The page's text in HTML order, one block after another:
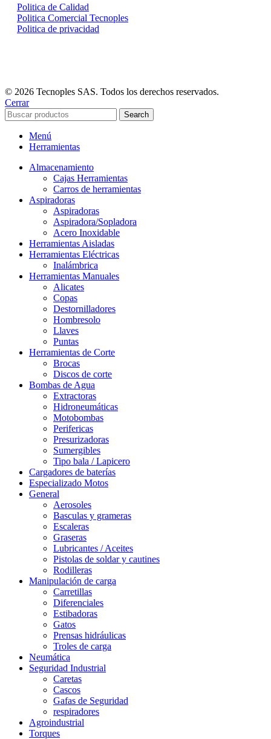
Politica de Calidad
Politica Comercial Tecnoples
Politica de privacidad
© 2026 Tecnoples SAS. Todos los derechos reservados.
Cerrar
Search
Menú
Herramientas
Almacenamiento
Cajas Herramientas
Carros de herramientas
Aspiradoras
Aspiradoras
Aspiradora/Sopladora
Acero Inoxidable
Herramientas Aisladas
Herramientas Eléctricas
Inalámbrica
Herramientas Manuales
Alicates
Copas
Destornilladores
Hombresolo
Llaves
Puntas
Herramientas de Corte
Brocas
Discos de corte
Bombas de Agua
Extractoras
Hidroneumáticas
Motobombas
Perifericas
Presurizadoras
Sumergibles
Tipo bala / Lapicero
Cargadores de baterías
Especializado Motos
General
Aerosoles
Basculas y grameras
Escaleras
Graseras
Lubricantes / Aceites
Pistolas de soldar y cautines
Rodilleras
Manipulación de carga
Carretillas
Diferenciales
Estibadoras
Gatos
Prensas hidráulicas
Troles de carga
Neumática
Seguridad Industrial
Caretas
Cascos
Gafas de Seguridad
respiradores
Agroindustrial
Torques